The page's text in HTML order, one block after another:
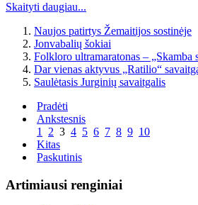
Skaityti daugiau...
Naujos patirtys Žemaitijos sostinėje
Jonvabalių šokiai
Folkloro ultramaratonas – „Skamba
Dar vienas aktyvus „Ratilio“
Saulėtasis Jurginių savaitgalis
Pradėti
Ankstesnis
1 2 3 4 5 6 7 8 9 10
Kitas
Paskutinis
Artimiausi renginiai